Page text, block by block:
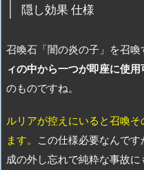
隠し効果 仕様
召喚石「闇の炎の子」を召喚
ィの中から一つが即座に使用
のものですね。
ルリアが控えにいると召喚
ます。 この仕様必要なんで
成の外し忘れで純粋な事故に